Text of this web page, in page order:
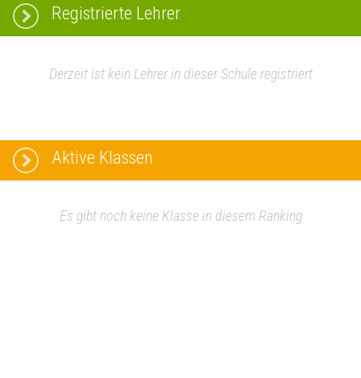
Registrierte Lehrer
Derzeit ist kein Lehrer in dieser Schule registriert
Aktive Klassen
Es gibt noch keine Klasse in diesem Ranking